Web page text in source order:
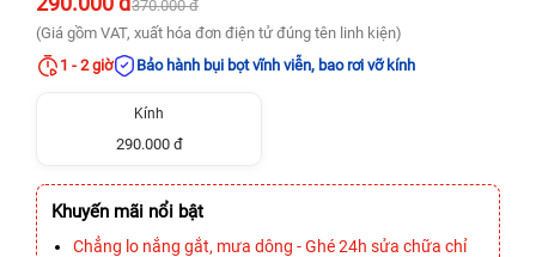
370.000 đ
(Giá gồm VAT, xuất hóa đơn điện tử đúng tên linh kiện)
1 - 2 giờ
Bảo hành bụi bọt vĩnh viễn, bao rơi vỡ kính
Kính
290.000 đ
Khuyến mãi nổi bật
Chẳng lo nắng gắt, mưa dông - Ghé 24h sửa chữa chỉ